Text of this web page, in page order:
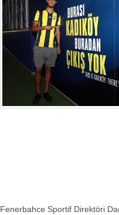
Fenerbahce Sportif Direktöri